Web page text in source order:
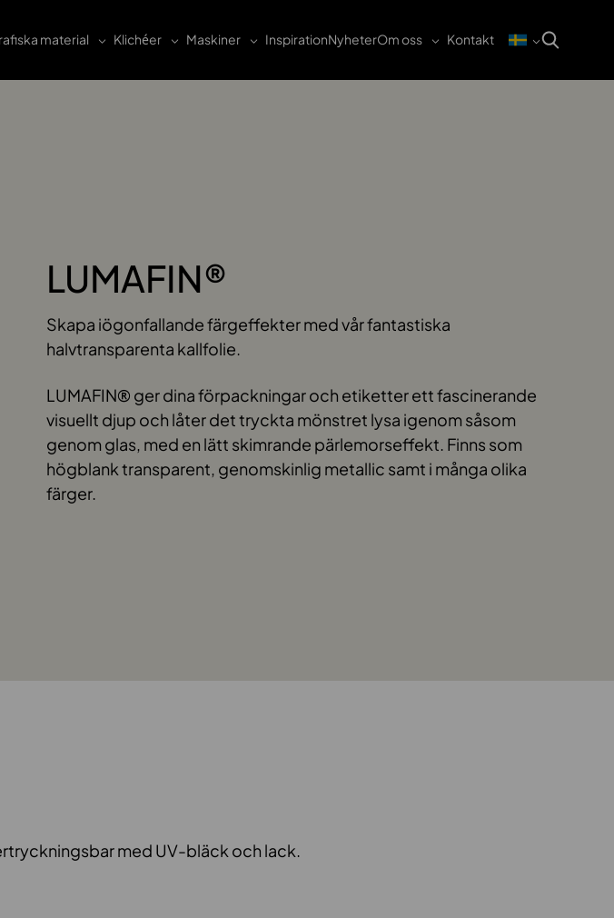
material Klichéer Maskiner InspirationNyheterOm oss Kontakt
LUMAFIN®
Skapa iögonfallande färgeffekter med vår fantastiska
halvtransparenta kallfolie.
LUMAFIN® ger dina förpackningar och etiketter ett fascinerande
visuellt djup och låter det tryckta mönstret lysa igenom såsom
genom glas, med en lätt skimrande pärlemorseffekt. Finns som
högblank transparent, genomskinlig metallic samt i många olika
färger.
med UV-bläck och lack.